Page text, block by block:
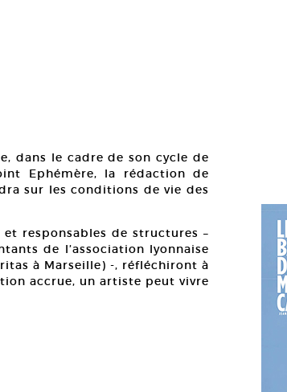
dans le cadre de son cycle de
Ephémère, la rédaction de
sur les conditions de vie des
responsables de structures –
de l’association lyonnaise
à Marseille) -, réfléchiront à
accrue, un artiste peut vivre